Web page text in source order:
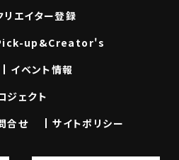
リエイター登録
up&Creator's
イベント情報
ジェクト
合せ サイトポリシー